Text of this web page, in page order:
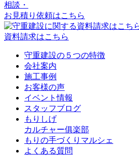
相談・
お見積り依頼はこちら
資料請求はこちら
守重建設の５つの特徴
会社案内
施工事例
お客様の声
イベント情報
スタッフブログ
もりしげ
カルチャー俱楽部
もりの手づくりマルシェ
よくある質問